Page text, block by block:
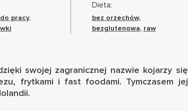
pracy,
Dieta:
bez orzechów,
bezglutenowa, raw
swojej zagranicznej nazwie kojarzy się
frytkami i fast foodami. Tymczasem jej